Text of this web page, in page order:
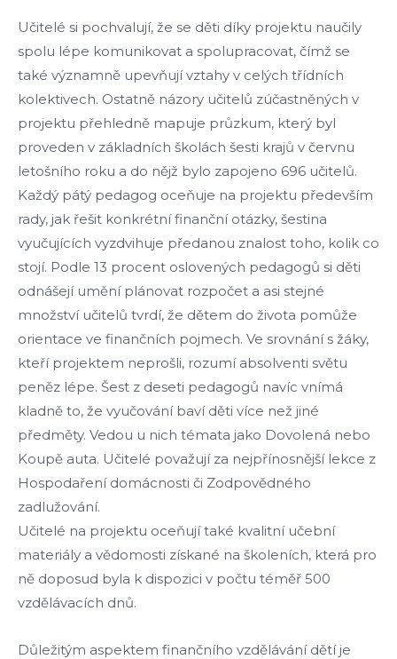
Učitelé si pochvalují, že se děti díky projektu naučily
spolu lépe komunikovat a spolupracovat, čímž se
také významně upevňují vztahy v celých třídních
kolektivech. Ostatně názory učitelů zúčastněných v
projektu přehledně mapuje průzkum, který byl
proveden v základních školách šesti krajů v červnu
letošního roku a do nějž bylo zapojeno 696 učitelů.
Každý pátý pedagog oceňuje na projektu především
rady, jak řešit konkrétní finanční otázky, šestina
vyučujících vyzdvihuje předanou znalost toho, kolik co
stojí. Podle 13 procent oslovených pedagogů si děti
odnášejí umění plánovat rozpočet a asi stejné
množství učitelů tvrdí, že dětem do života pomůže
orientace ve finančních pojmech. Ve srovnání s žáky,
kteří projektem neprošli, rozumí absolventi světu
peněz lépe. Šest z deseti pedagogů navíc vnímá
kladně to, že vyučování baví děti více než jiné
předměty. Vedou u nich témata jako Dovolená nebo
Koupě auta. Učitelé považují za nejpřínosnější lekce z
Hospodaření domácnosti či Zodpovědného
zadlužování.
Učitelé na projektu oceňují také kvalitní učební
materiály a vědomosti získané na školeních, která pro
ně doposud byla k dispozici v počtu téměř 500
vzdělávacích dnů.
Důležitým aspektem finančního vzdělávání dětí je